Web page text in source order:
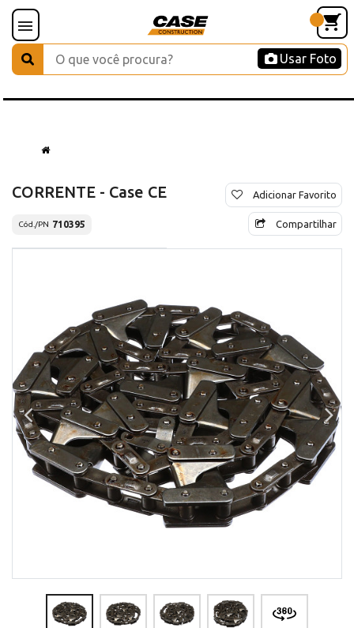
Usar Foto
CORRENTE - Case CE
Cód./PN 710395
Adicionar Favorito
Compartilhar